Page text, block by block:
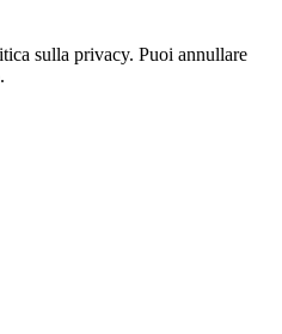
sulla privacy. Puoi annullare